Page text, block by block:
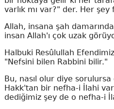
varlık mı var?" der. Her
Allah, insana şah
insan Allah'ı çok uzak
Halbuki Resûlullah
"Nefsini bilen Rabbini bilir."
Bu, nasıl olur diye
Hakk'tan bir nefha-i İlahi
dediğimiz şey de o nefha-i